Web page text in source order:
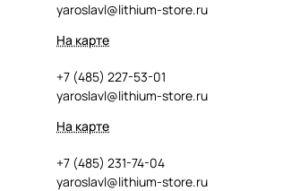
yaroslavl@lithium-store.ru
На карте
+7 (485) 227-53-01
yaroslavl@lithium-store.ru
На карте
+7 (485) 231-74-04
yaroslavl@lithium-store.ru